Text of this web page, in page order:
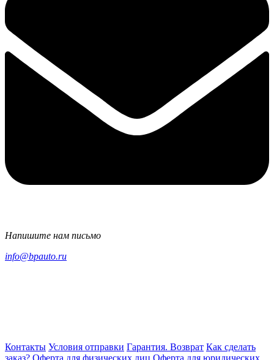
Напишите нам письмо
info@bpauto.ru
Контакты Условия отправки Гарантия. Возврат Как сделать
заказ? Оферта для физических лиц Оферта для юридических